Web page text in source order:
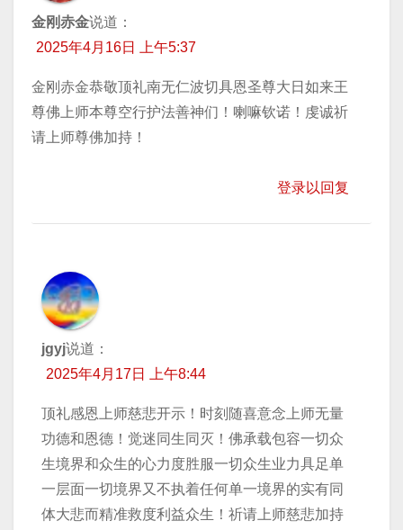
金刚赤金说道：
2025年4月16日 上午5:37
金刚赤金恭敬顶礼南无仁波切具恩圣尊大日如来王
尊佛上师本尊空行护法善神们！喇嘛钦诺！虔诚祈
请上师尊佛加持！
登录以回复
jgyj说道：
2025年4月17日 上午8:44
顶礼感恩上师慈悲开示！时刻随喜意念上师无量
功德和恩德！觉迷同生同灭！佛承载包容一切众
生境界和众生的心力度胜服一切众生业力具足单
一层面一切境界又不执着任何单一境界的实有同
体大悲而精准救度利益众生！祈请上师慈悲加持